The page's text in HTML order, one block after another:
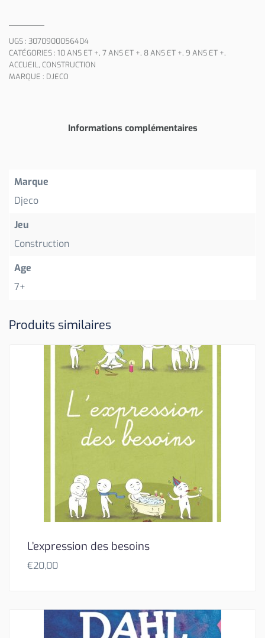
UGS : 3070900056404
CATÉGORIES : 10 ANS ET +, 7 ANS ET +, 8 ANS ET +, 9 ANS ET +,
ACCUEIL, CONSTRUCTION
MARQUE : DJECO
Informations complémentaires
Marque
Djeco
Jeu
Construction
Age
7+
Produits similaires
L’expression des besoins
€20,00